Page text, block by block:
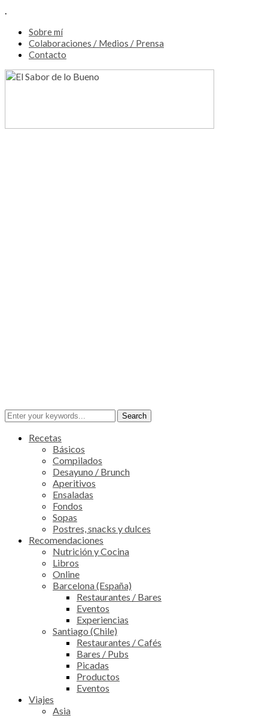
.
Sobre mí
Colaboraciones / Medios / Prensa
Contacto
Recetas
Básicos
Compilados
Desayuno / Brunch
Aperitivos
Ensaladas
Fondos
Sopas
Postres, snacks y dulces
Recomendaciones
Nutrición y Cocina
Libros
Online
Barcelona (España)
Restaurantes / Bares
Eventos
Experiencias
Santiago (Chile)
Restaurantes / Cafés
Bares / Pubs
Picadas
Productos
Eventos
Viajes
Asia